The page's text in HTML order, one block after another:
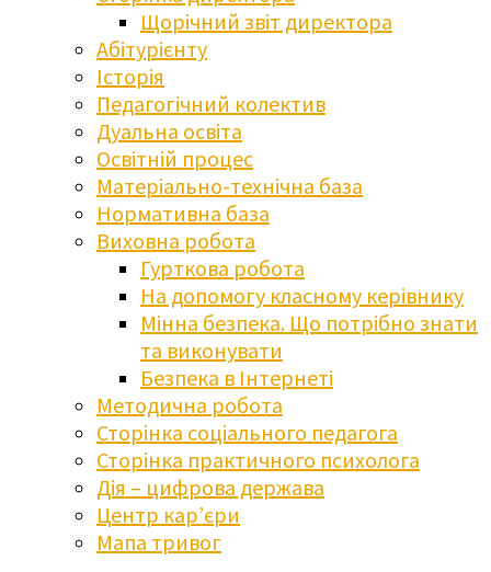
Щорічний звіт директора
Абітурієнту
Історія
Педагогічний колектив
Дуальна освіта
Освітній процес
Матеріально-технічна база
Нормативна база
Виховна робота
Гурткова робота
На допомогу класному керівнику
Мінна безпека. Що потрібно знати
та виконувати
Безпека в Інтернеті
Методична робота
Сторінка соціального педагога
Сторінка практичного психолога
Дія – цифрова держава
Центр кар’єри
Мапа тривог